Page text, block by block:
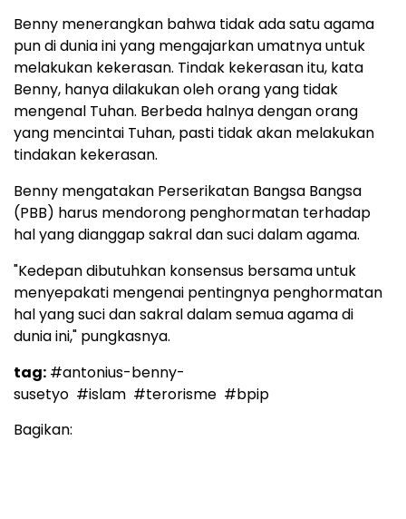
Benny menerangkan bahwa tidak ada satu agama
pun di dunia ini yang mengajarkan umatnya untuk
melakukan kekerasan. Tindak kekerasan itu, kata
Benny, hanya dilakukan oleh orang yang tidak
mengenal Tuhan. Berbeda halnya dengan orang
yang mencintai Tuhan, pasti tidak akan melakukan
tindakan kekerasan.
Benny mengatakan Perserikatan Bangsa Bangsa
(PBB) harus mendorong penghormatan terhadap
hal yang dianggap sakral dan suci dalam agama.
"Kedepan dibutuhkan konsensus bersama untuk
menyepakati mengenai pentingnya penghormatan
hal yang suci dan sakral dalam semua agama di
dunia ini," pungkasnya.
tag: #antonius-benny-
susetyo #islam #terorisme #bpip
Bagikan: